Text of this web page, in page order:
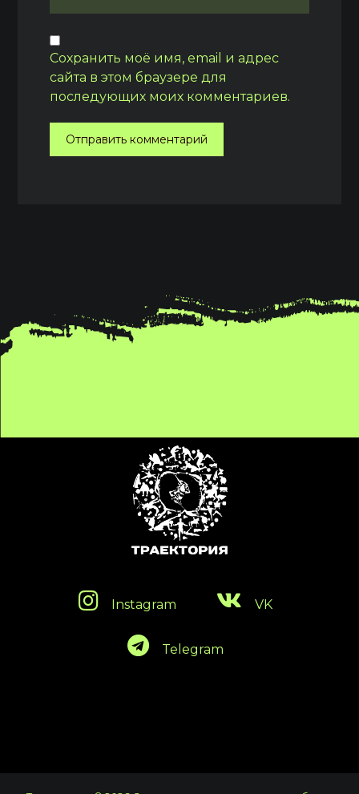
Сохранить моё имя, email и адрес
сайта в этом браузере для
последующих моих комментариев.
Отправить комментарий
Instagram VK
Telegram